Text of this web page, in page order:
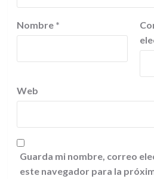
Nombre *
Web
Guarda mi nombre, correo
este navegador para la